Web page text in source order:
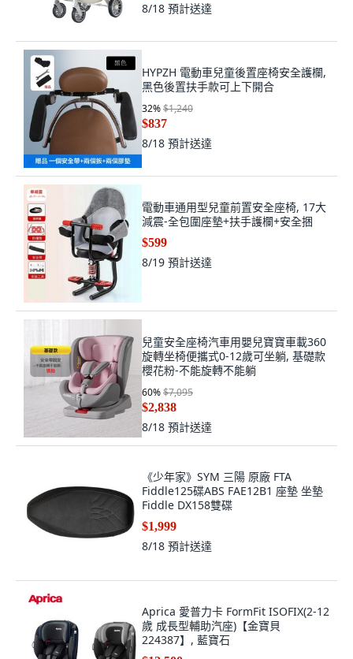
8/18 預計送達
HYPZH 電動車兒童後置座椅安全護欄,
黑色後置扶手款可上下開合
32%$1,240
$837
8/18 預計送達
電動車通用型兒童前置安全座椅, 17大
減震-全包圍座墊+扶手護欄+安全捆
$599
8/19 預計送達
兒童安全座椅汽車用嬰兒寶寶車載360
旋轉坐椅便攜式0-12歲可坐躺, 基礎款
櫻花粉-不能旋轉不能躺
60%$7,095
$2,838
8/18 預計送達
《少年家》SYM 三陽 原廠 FTA
Fiddle125碟ABS FAE12B1 座墊 坐墊
Fiddle DX158雙碟
$1,999
8/18 預計送達
Aprica 愛普力卡 FormFit ISOFIX(2-12
歲 成長型輔助汽座)【金寶貝
224387】, 藍寶石